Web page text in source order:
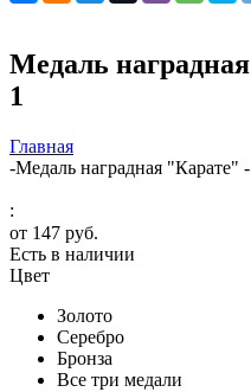
Медаль
1
Главная
-Медаль наградная "Карате"
:
от 147 руб.
Есть в наличии
Цвет
Золото
Серебро
Бронза
Все три медали